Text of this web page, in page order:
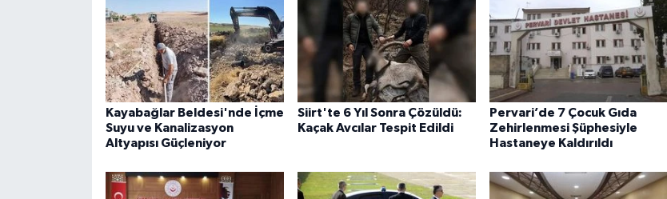
Kayabağlar Beldesi'nde İçme
Suyu ve Kanalizasyon
Altyapısı Güçleniyor
Siirt'te 6 Yıl Sonra Çözüldü:
Kaçak Avcılar Tespit Edildi
Pervari’de 7 Çocuk Gıda
Zehirlenmesi Şüphesiyle
Hastaneye Kaldırıldı